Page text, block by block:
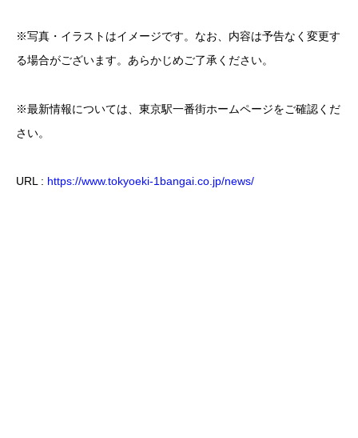
※写真・イラストはイメージです。なお、内容は予告なく変更す
る場合がございます。あらかじめご了承ください。
※最新情報については、東京駅一番街ホームページをご確認くだ
さい。
URL : https://www.tokyoeki-1bangai.co.jp/news/